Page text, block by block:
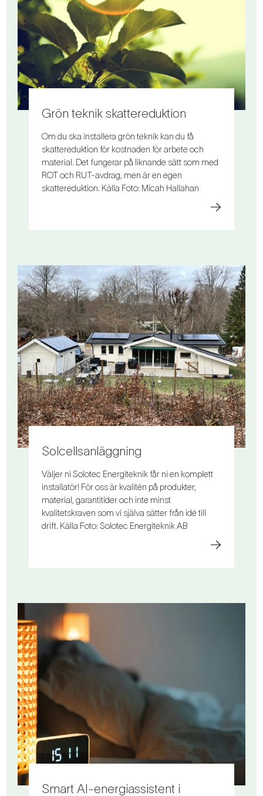
Grön teknik skattereduktion
Om du ska installera grön teknik kan du få
skattereduktion för kostnaden för arbete och
material. Det fungerar på liknande sätt som med
ROT och RUT-avdrag, men är en egen
skattereduktion. Källa Foto: Micah Hallahan
Solcellsanläggning
Väljer ni Solotec Energiteknik får ni en komplett
installatör! För oss är kvalitén på produkter,
material, garantitider och inte minst
kvalitetskraven som vi själva sätter från idé till
drift. Källa Foto: Solotec Energiteknik AB
Smart AI-energiassistent i